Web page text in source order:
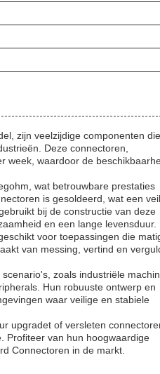
zijn veelzijdige componenten die
Deze connectoren,
week, waardoor de
wat betrouwbare prestaties
is gesoldeerd, wat een
bij de constructie van deze
en een lange levensduur.
voor toepassingen die
van messing, vertind en
zoals industriële
Hun robuuste ontwerp en
waar veilige en stabiele
upgradet of versleten
Profiteer van hun hoogwaardige
Connectoren in de markt.